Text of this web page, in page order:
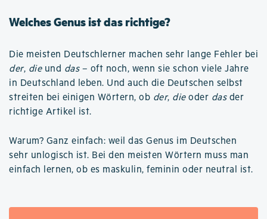
Welches Genus ist das richtige?
Die meisten Deutschlerner machen sehr lange Fehler bei
der, dieund das– oft noch, wenn sie schon viele Jahre
in Deutschland leben. Und auch die Deutschen selbst
streiten bei einigen Wörtern, ob der, dieoder dasder
richtige Artikel ist.
Warum? Ganz einfach: weil das Genus im Deutschen
sehr unlogisch ist. Bei den meisten Wörtern muss man
einfach lernen, ob es maskulin, feminin oder neutral ist.